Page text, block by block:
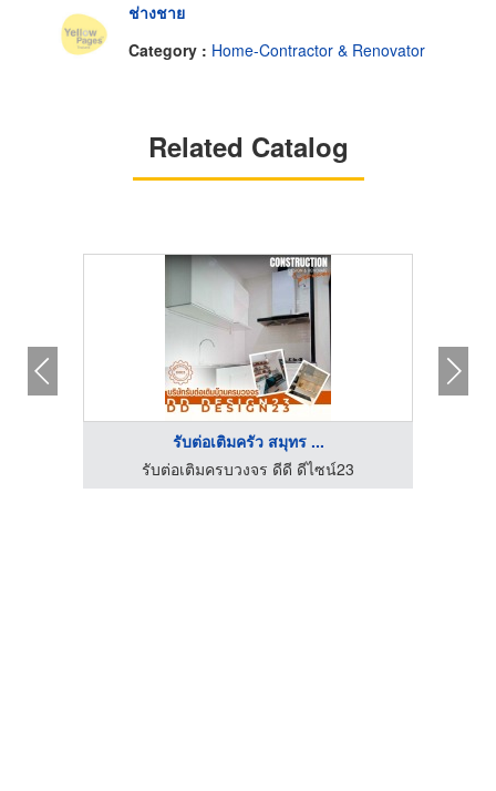
ช่างชาย
Category : Home-Contractor & Renovator
Related Catalog
รับต่อเติมครัว สมุทร ...
รับต่อเติมครบวงจร ดีดี ดีไซน์23